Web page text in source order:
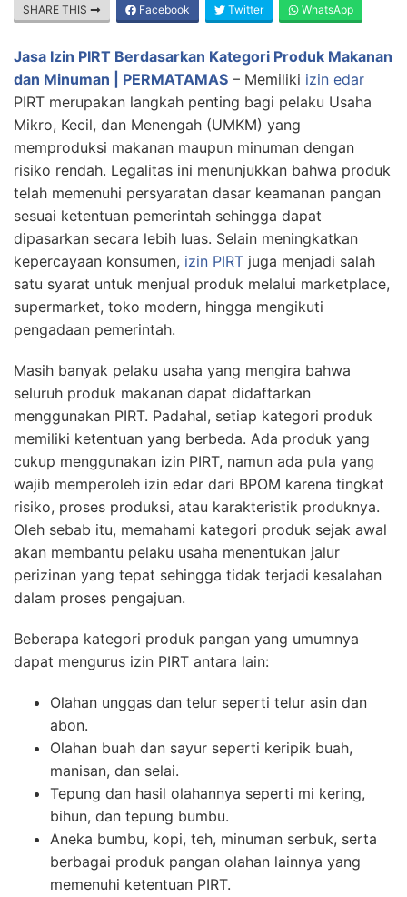
SHARE THIS Facebook Twitter WhatsApp
Jasa Izin PIRT Berdasarkan Kategori Produk Makanan
dan Minuman | PERMATAMAS – Memiliki izin edar
PIRT merupakan langkah penting bagi pelaku Usaha
Mikro, Kecil, dan Menengah (UMKM) yang
memproduksi makanan maupun minuman dengan
risiko rendah. Legalitas ini menunjukkan bahwa produk
telah memenuhi persyaratan dasar keamanan pangan
sesuai ketentuan pemerintah sehingga dapat
dipasarkan secara lebih luas. Selain meningkatkan
kepercayaan konsumen, izin PIRT juga menjadi salah
satu syarat untuk menjual produk melalui marketplace,
supermarket, toko modern, hingga mengikuti
pengadaan pemerintah.
Masih banyak pelaku usaha yang mengira bahwa
seluruh produk makanan dapat didaftarkan
menggunakan PIRT. Padahal, setiap kategori produk
memiliki ketentuan yang berbeda. Ada produk yang
cukup menggunakan izin PIRT, namun ada pula yang
wajib memperoleh izin edar dari BPOM karena tingkat
risiko, proses produksi, atau karakteristik produknya.
Oleh sebab itu, memahami kategori produk sejak awal
akan membantu pelaku usaha menentukan jalur
perizinan yang tepat sehingga tidak terjadi kesalahan
dalam proses pengajuan.
Beberapa kategori produk pangan yang umumnya
dapat mengurus izin PIRT antara lain:
Olahan unggas dan telur seperti telur asin dan
abon.
Olahan buah dan sayur seperti keripik buah,
manisan, dan selai.
Tepung dan hasil olahannya seperti mi kering,
bihun, dan tepung bumbu.
Aneka bumbu, kopi, teh, minuman serbuk, serta
berbagai produk pangan olahan lainnya yang
memenuhi ketentuan PIRT.